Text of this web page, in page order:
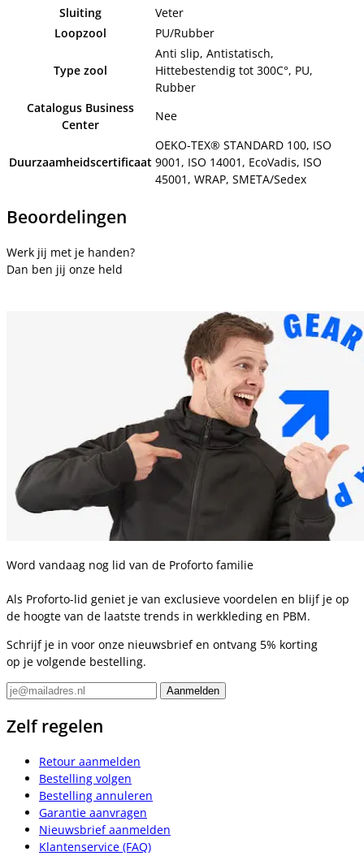
Sluiting
Veter
Loopzool
PU/Rubber
Type zool
Anti slip, Antistatisch,
Hittebestendig tot 300C°, PU,
Rubber
Catalogus Business
Center
Nee
Duurzaamheidscertificaat
OEKO-TEX® STANDARD 100, ISO
9001, ISO 14001, EcoVadis, ISO
45001, WRAP, SMETA/Sedex
Beoordelingen
Werk jij met je handen?
Dan ben jij onze held
Word vandaag nog lid van de Proforto familie
Als Proforto-lid geniet je van exclusieve voordelen en blijf je op
de hoogte van de laatste trends in werkkleding en PBM.
Schrijf je in voor onze nieuwsbrief en ontvang 5% korting
op je volgende bestelling.
Zelf regelen
Retour aanmelden
Bestelling volgen
Bestelling annuleren
Garantie aanvragen
Nieuwsbrief aanmelden
Klantenservice (FAQ)